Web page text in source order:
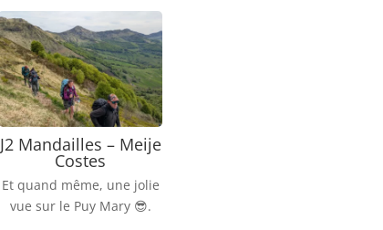
J2 Mandailles – Meije
Costes
Et quand même, une jolie
vue sur le Puy Mary 😎.